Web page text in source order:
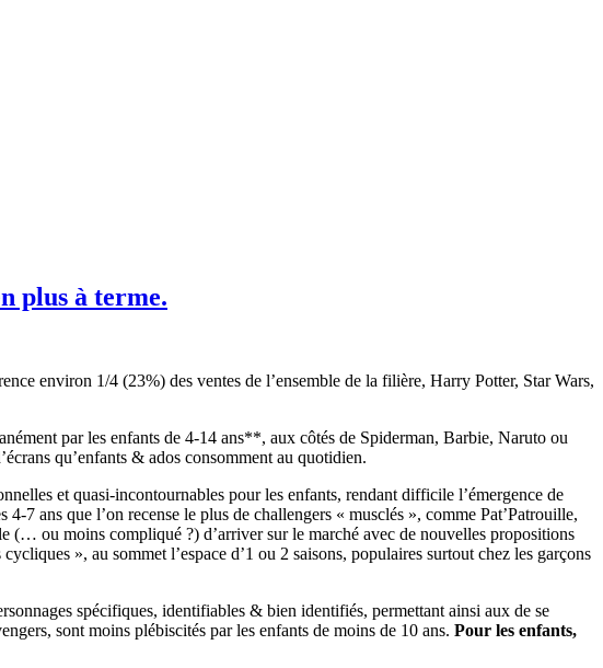
plus à terme.
environ 1/4 (23%) des ventes de l’ensemble de la filière, Harry Potter, Star Wars,
par les enfants de 4-14 ans**, aux côtés de Spiderman, Barbie, Naruto ou
qu’enfants & ados consomment au quotidien.
et quasi-incontournables pour les enfants, rendant difficile l’émergence de
7 ans que l’on recense le plus de challengers « musclés », comme Pat’Patrouille,
(… ou moins compliqué ?) d’arriver sur le marché avec de nouvelles propositions
», au sommet l’espace d’1 ou 2 saisons, populaires surtout chez les garçons
spécifiques, identifiables & bien identifiés, permettant ainsi aux de se
sont moins plébiscités par les enfants de moins de 10 ans. Pour les enfants,